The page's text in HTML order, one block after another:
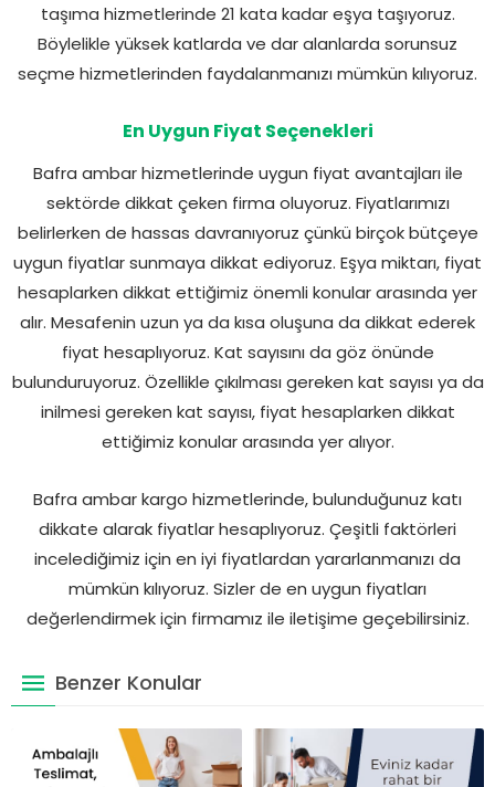
taşıma hizmetlerinde 21 kata kadar eşya taşıyoruz.
Böylelikle yüksek katlarda ve dar alanlarda sorunsuz
seçme hizmetlerinden faydalanmanızı mümkün kılıyoruz.
En Uygun Fiyat Seçenekleri
Bafra ambar hizmetlerinde uygun fiyat avantajları ile
sektörde dikkat çeken firma oluyoruz. Fiyatlarımızı
belirlerken de hassas davranıyoruz çünkü birçok bütçeye
uygun fiyatlar sunmaya dikkat ediyoruz. Eşya miktarı, fiyat
hesaplarken dikkat ettiğimiz önemli konular arasında yer
alır. Mesafenin uzun ya da kısa oluşuna da dikkat ederek
fiyat hesaplıyoruz. Kat sayısını da göz önünde
bulunduruyoruz. Özellikle çıkılması gereken kat sayısı ya da
inilmesi gereken kat sayısı, fiyat hesaplarken dikkat
ettiğimiz konular arasında yer alıyor.
Bafra ambar kargo hizmetlerinde, bulunduğunuz katı
dikkate alarak fiyatlar hesaplıyoruz. Çeşitli faktörleri
incelediğimiz için en iyi fiyatlardan yararlanmanızı da
mümkün kılıyoruz. Sizler de en uygun fiyatları
değerlendirmek için firmamız ile iletişime geçebilirsiniz.
Benzer Konular